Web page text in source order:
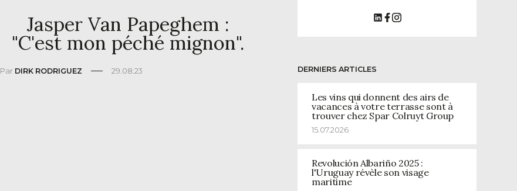
Jasper Van Papeghem :
"C'est mon péché mignon".
Par DIRK RODRIGUEZ 29.08.23 DERNIERS ARTICLES
Les vins qui donnent des airs de
vacances à votre terrasse sont à
trouver chez Spar Colruyt Group
15.07.2026
Revolución Albariño 2025 :
l'Uruguay révèle son visage
maritime